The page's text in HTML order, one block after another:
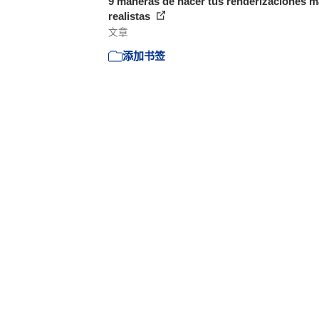
realistas
文章
添加书签